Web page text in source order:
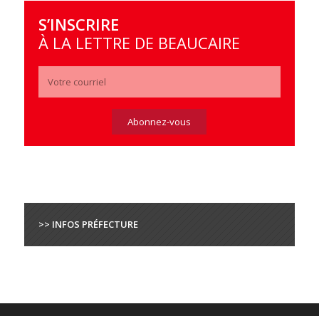
S’INSCRIRE
À LA LETTRE DE BEAUCAIRE
>> INFOS PRÉFECTURE